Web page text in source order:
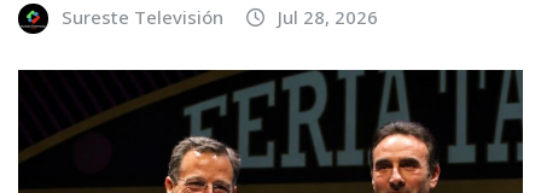
Sureste Televisión Jul 28, 2026